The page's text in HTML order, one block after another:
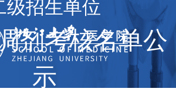
级招生单位
剂考核名单公
示